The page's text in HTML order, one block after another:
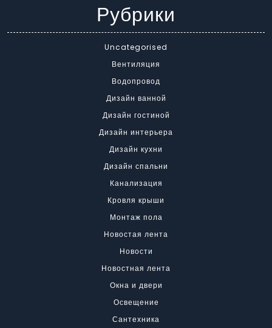
Рубрики
Uncategorised
Вентиляция
Водопровод
Дизайн ванной
Дизайн гостиной
Дизайн интерьера
Дизайн кухни
Дизайн спальни
Канализация
Кровля крыши
Монтаж пола
Новостая лента
Новости
Новостная лента
Окна и двери
Освещение
Сантехника